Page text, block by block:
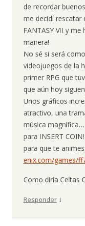
de recordar
me decidí rescatar
FANTASY VII y
manera!
No sé si será
videojuegos de la
primer RPG que
que aún hoy
Unos gráficos
atractivo, una
música magnífica…
para INSERT
para que te animes:
enix.com/games/
Como diría Celtas
Responder ↓